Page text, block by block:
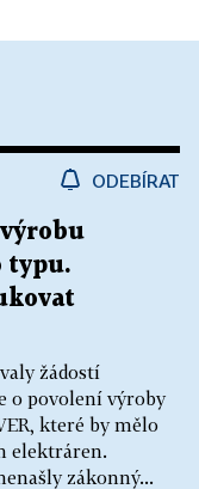
ODEBÍRAT
typu.
žádostí
o povolení výroby
které by mělo
elektráren.
zákonný...